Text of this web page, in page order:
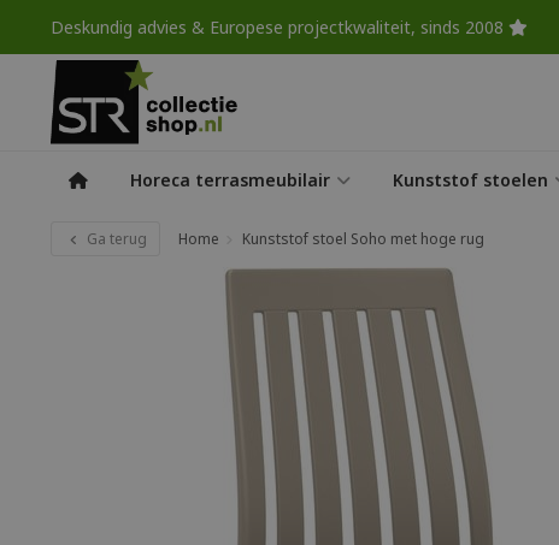
Deskundig advies & Europese projectkwaliteit, sinds 2008
Horeca terrasmeubilair Kunststof stoelen
Ga terug Home Kunststof stoel Soho met hoge rug